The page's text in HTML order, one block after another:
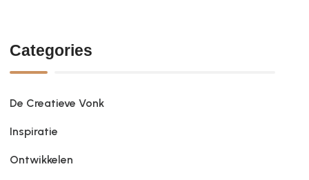
Categories
De Creatieve Vonk
Inspiratie
Ontwikkelen